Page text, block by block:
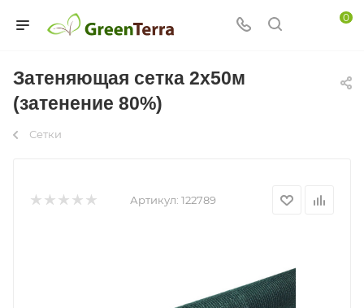
0
Затеняющая сетка 2х50м
(затенение 80%)
Сетки
Артикул: 122789